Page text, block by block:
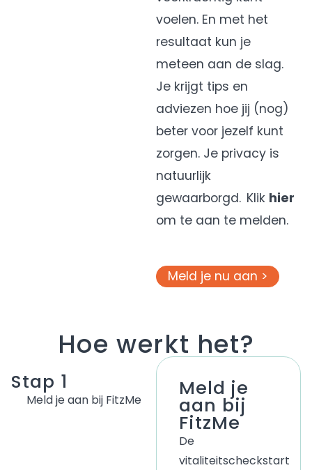
voelen. En met het
resultaat kun je
meteen aan de slag.
Je krijgt tips en
adviezen hoe jij (nog)
beter voor jezelf kunt
zorgen. Je privacy is
natuurlijk
gewaarborgd. Klik hier
om te aan te melden.
Meld je nu aan >
Hoe werkt het?
Stap 1
Meld je aan bij FitzMe Meld je
aan bij
FitzMe
De
vitaliteitscheckstart